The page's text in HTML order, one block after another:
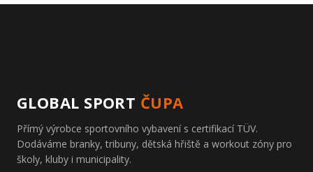
GLOBAL SPORT ČUPA
Přímý výrobce sportovního vybavení s certifikací TÜV.
Dodáváme branky, tribuny, dětská hřiště a workout zóny pro
školy, kluby i municipality.